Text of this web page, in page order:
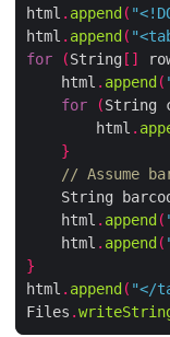
html . append (
html . append (
for
(String []
    html
. append (
for
(String
        html
.
}
// Assume
String
    html
. append (
    html
. append (
}
html . append ( "</
Files .